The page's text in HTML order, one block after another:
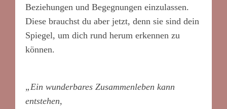
Beziehungen und Begegnungen einzulassen.
Diese brauchst du aber jetzt, denn sie sind dein
Spiegel, um dich rund herum erkennen zu
können.
„Ein wunderbares Zusammenleben kann
entstehen,